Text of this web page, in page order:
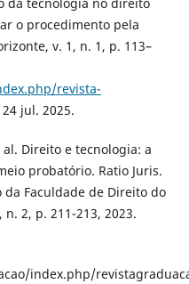
da tecnologia no direito
o procedimento pela
v. 1, n. 1, p. 113–
revista-
jul. 2025.
al. Direito e tecnologia: a
probatório. Ratio Juris.
da Faculdade de Direito do
2, p. 211-213, 2023.
index.php/